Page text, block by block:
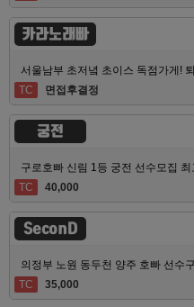
카라노래빠
서울남부 초저녘 초이스 독점가게!
TC
면접후결정
궁전
TC
40,000
SeconD
의정부 노원 동두천 양주 호빠 선수
TC
35,000